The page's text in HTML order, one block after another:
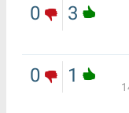
3
0
1
0